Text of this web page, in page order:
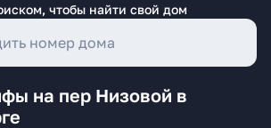
чтобы найти свой дом
на пер Низовой в